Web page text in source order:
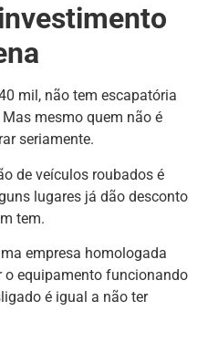
mil, não tem escapatória
mesmo quem não é
seriamente.
de veículos roubados é
lugares já dão desconto
tem.
empresa homologada
o equipamento funcionando
é igual a não ter